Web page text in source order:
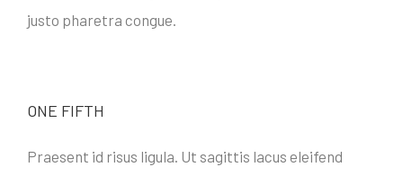
justo pharetra congue.
ONE FIFTH
Praesent id risus ligula. Ut sagittis lacus eleifend